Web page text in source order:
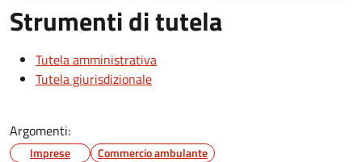
Strumenti di tutela
Tutela amministrativa
Tutela giurisdizionale
Argomenti:
Imprese Commercio ambulante